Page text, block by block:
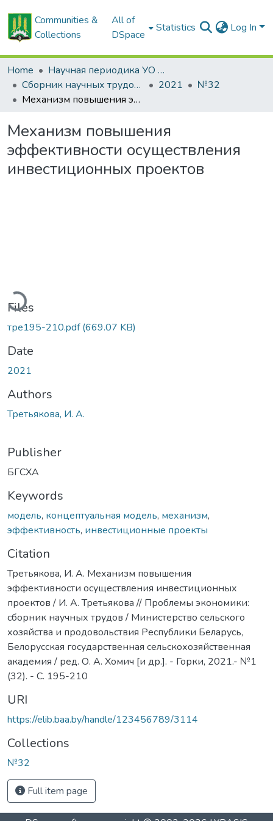
Communities &
Collections
All of
DSpace
Statistics Log In
Home
Научная периодика УО БГСХА
Сборник научных трудов "Проблемы экономики"
2021
№32
Механизм повышения эффективности осуществления инвестиционных проектов
Механизм повышения
эффективности осуществления
инвестиционных проектов
Files
тре195-210.pdf(669.07 KB)
Date
2021
Authors
Третьякова, И. А.
Publisher
БГСХА
Keywords
модель, концептуальная модель, механизм,
эффективность, инвестиционные проекты
Citation
Третьякова, И. А. Механизм повышения
эффективности осуществления инвестиционных
проектов / И. А. Третьякова // Проблемы экономики:
сборник научных трудов / Министерство сельского
хозяйства и продовольствия Республики Беларусь,
Белорусская государственная сельскохозяйственная
академия / ред. О. А. Хомич [и др.]. - Горки, 2021.- №1
(32). - С. 195-210
URI
https://elib.baa.by/handle/123456789/3114
Collections
№32
Full item page